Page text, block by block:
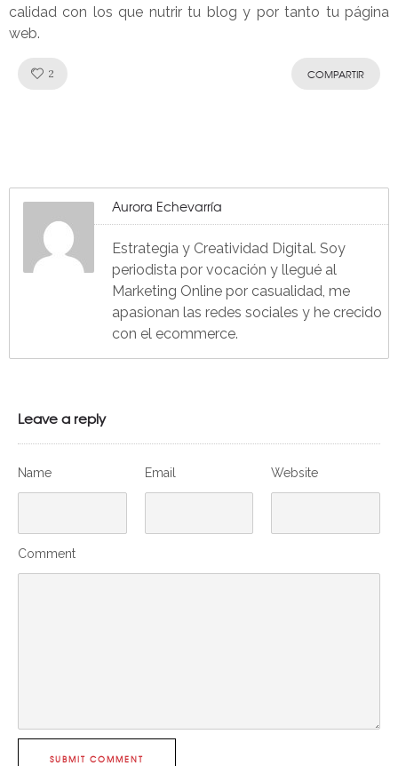
calidad con los que nutrir tu blog y por tanto tu página
web.
2 COMPARTIR
Aurora Echevarría
Estrategia y Creatividad Digital. Soy
periodista por vocación y llegué al
Marketing Online por casualidad, me
apasionan las redes sociales y he crecido
con el ecommerce.
Leave a reply
Name Email Website
Comment
SUBMIT COMMENT